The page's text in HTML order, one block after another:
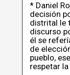
* Daniel
decisión
distrital le
discurso
él se
de
pueblo,
respetar